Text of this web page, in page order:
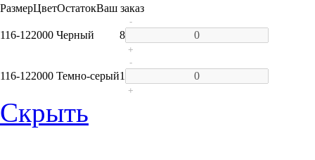
РазмерЦветОстатокВаш заказ
116-122000 Черный 8
-
+
116-122000 Темно-серый1
-
+
Скрыть